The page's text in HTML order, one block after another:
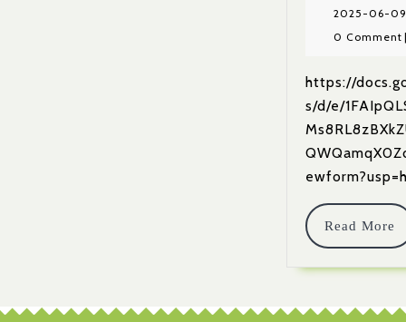
🏀
🏀
🏀
⬇️⬇️⬇️
2025-06-09
0 Comment |
https://
s/d/e/
Read More